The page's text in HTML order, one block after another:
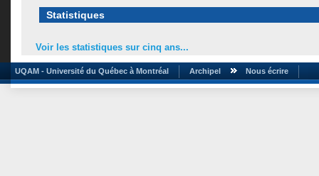
Statistiques
Voir les statistiques sur cinq ans...
UQAM - Université du Québec à Montréal Archipel Nous écrire